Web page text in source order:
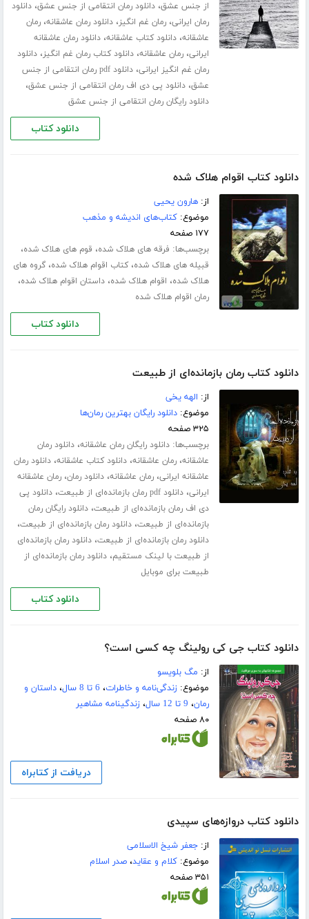
از جنس عشق،دانلود رمان انتقامی از جنس عشق،دانلود
رمان ایرانی،رمان غم انگیز،دانلود رمان عاشقانه،رمان
عاشقانه،دانلود کتاب عاشقانه،دانلود رمان عاشقانه
ایرانی،رمان عاشقانه،دانلود کتاب رمان غم انگیز،دانلود
رمان غم انگیز ایرانی،
دانلود pdf رمان انتقامی از جنس
عشق،دانلود پی دی اف رمان انتقامی از جنس عشق،
دانلود رایگان رمان انتقامی از جنس عشق
دانلود کتاب
دانلود کتاب اقوام هلاک شده
از:هارون یحیی
موضوع:کتاب‌های اندیشه و مذهب
۱۷۷ صفحه
برچسب‌ها: فرقه های هلاک شده، قوم های هلاک شده،
قبیله های هلاک شده،کتاب اقوام هلاک شده،گروه های
هلاک شده، اقوام هلاک شده،داستان اقوام هلاک شده،
رمان اقوام هلاک شده
دانلود کتاب
دانلود کتاب رمان بازمانده‌ای از طبیعت
از: الهه یخی
موضوع:دانلود رایگان بهترین رمان‌ها
۳۲۵ صفحه
برچسب‌ها:دانلود رایگان رمان عاشقانه،دانلود رمان
عاشقانه،رمان عاشقانه،دانلود کتاب عاشقانه،دانلود رمان
عاشقانه ایرانی،رمان عاشقانه،دانلود رمان،رمان عاشقانه
ایرانی،دانلود pdf رمان بازمانده‌ای از طبیعت ،دانلود پی
دی اف رمان بازمانده‌ای از طبیعت،دانلود رایگان رمان
بازمانده‌ای از طبیعت،دانلود رمان بازمانده‌ای از طبیعت،
دانلود رمان بازمانده‌ای از طبیعت،دانلود رمان بازمانده‌ای
از طبیعت با لینک مستقیم،دانلود رمان بازمانده‌ای از
طبیعت برای موبایل
دانلود کتاب
دانلود کتاب جی کی رولینگ چه کسی است؟
از: مگ بلویسو
موضوع:زندگی‌نامه و خاطرات، 6 تا 8 سال ،داستان و
رمان، 9 تا 12 سال ،زندگینامه مشاهیر
۸۰ صفحه
دریافت از کتابراه
دانلود کتاب دروازه‌های سپیدی
از:جعفر شیخ الاسلامی
موضوع:کلام و عقاید،صدر اسلام
۳۵۱ صفحه